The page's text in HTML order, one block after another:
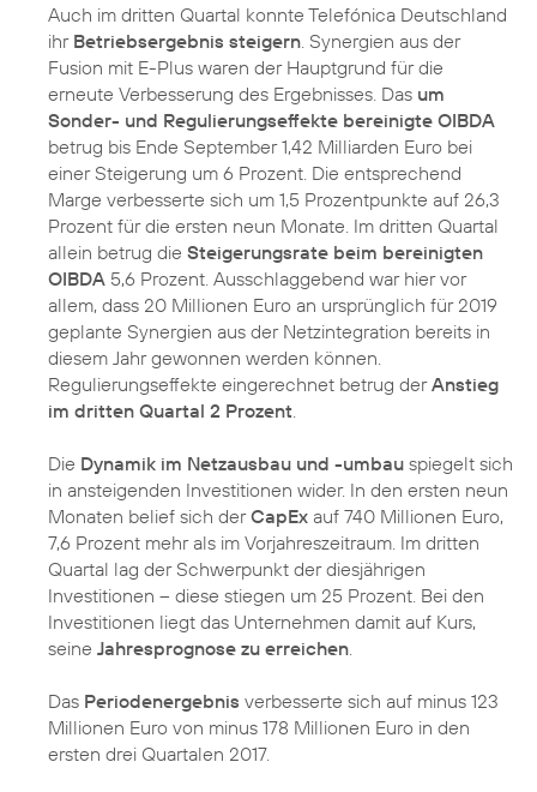
Auch im dritten Quartal konnte Telefónica Deutschland
ihr Betriebsergebnis steigern . Synergien aus der
Fusion mit E-Plus waren der Hauptgrund für die
erneute Verbesserung des Ergebnisses. Das um
Sonder- und Regulierungseffekte bereinigte OIBDA
betrug bis Ende September 1,42 Milliarden Euro bei
einer Steigerung um 6 Prozent. Die entsprechend
Marge verbesserte sich um 1,5 Prozentpunkte auf 26,3
Prozent für die ersten neun Monate. Im dritten Quartal
allein betrug die Steigerungsrate beim bereinigten
OIBDA 5,6 Prozent. Ausschlaggebend war hier vor
allem, dass 20 Millionen Euro an ursprünglich für 2019
geplante Synergien aus der Netzintegration bereits in
diesem Jahr gewonnen werden können.
Regulierungseffekte eingerechnet betrug derAnstieg
im dritten Quartal 2 Prozent
Die Dynamik im Netzausbau und -umbau spiegelt sich
in ansteigenden Investitionen wider. In den ersten neun
Monaten belief sich derCapEx auf 740 Millionen Euro,
7,6 Prozent mehr als im Vorjahreszeitraum. Im dritten
Quartal lag der Schwerpunkt der diesjährigen
Investitionen – diese stiegen um 25 Prozent. Bei den
Investitionen liegt das Unternehmen damit auf Kurs,
seine Jahresprognose zu erreichen
Das Periodenergebnis verbesserte sich auf minus 123
Millionen Euro von minus 178 Millionen Euro in den
ersten drei Quartalen 2017.